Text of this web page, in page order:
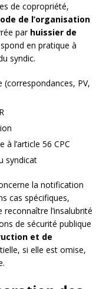
de copropriété,
de l’organisation
par huissier de
en pratique à
syndic.
PV,
à l’article 56 CPC
syndicat
la notification
cas spécifiques,
l’insalubrité
de sécurité publique
et de
si elle est omise,